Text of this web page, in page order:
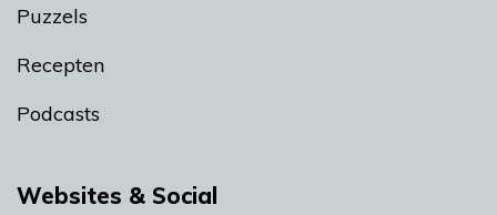
Puzzels
Recepten
Podcasts
Websites & Social